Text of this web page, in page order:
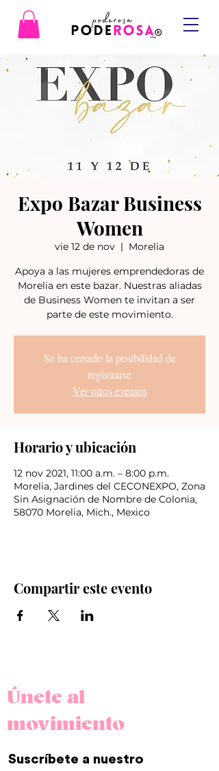
Expo Bazar Business
Women
vie 12 de nov
  |
Morelia
Apoya a las mujeres emprendedoras de
Morelia en este bazar. Nuestras aliadas
de Business Women te invitan a ser
parte de este movimiento.
Se ha cerrado la posibilidad de
registrarse
Ver otros eventos
Horario y ubicación
12 nov 2021, 11:00 a.m. – 8:00 p.m.
Morelia, Jardines del CECONEXPO, Zona
Sin Asignación de Nombre de Colonia,
58070 Morelia, Mich., Mexico
Compartir este evento
Únete al
movimiento
Suscríbete a nuestro